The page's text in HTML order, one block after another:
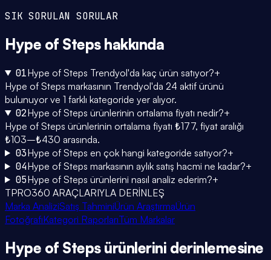
SIK SORULAN SORULAR
Hype of Stepshakkında
01Hype of Steps Trendyol'da kaç ürün satıyor?+
Hype of Steps markasının Trendyol'da 24 aktif ürünü
bulunuyor ve 1 farklı kategoride yer alıyor.
02Hype of Steps ürünlerinin ortalama fiyatı nedir?+
Hype of Steps ürünlerinin ortalama fiyatı ₺177, fiyat aralığı
₺103–₺430 arasında.
03Hype of Steps en çok hangi kategoride satıyor?+
04Hype of Steps markasının aylık satış hacmi ne kadar?+
05Hype of Steps ürünlerini nasıl analiz ederim?+
TPRO360 ARAÇLARIYLA DERİNLEŞ
Marka AnaliziSatış TahminiÜrün AraştırmaÜrün
FotoğrafıKategori RaporlarıTüm Markalar
Hype of Stepsürünlerini derinlemesine